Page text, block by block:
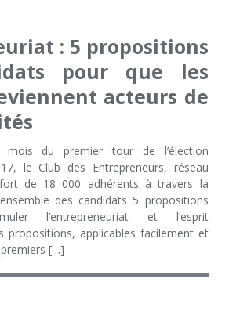
: 5 propositions
pour que les
acteurs de
du premier tour de l’élection
le Club des Entrepreneurs, réseau
de 18 000 adhérents à travers la
des candidats 5 propositions
l’entrepreneuriat et l’esprit
propositions, applicables facilement et
[…]